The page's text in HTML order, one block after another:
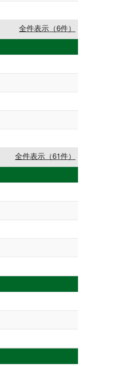
全件表示（6件）
全件表示（61件）